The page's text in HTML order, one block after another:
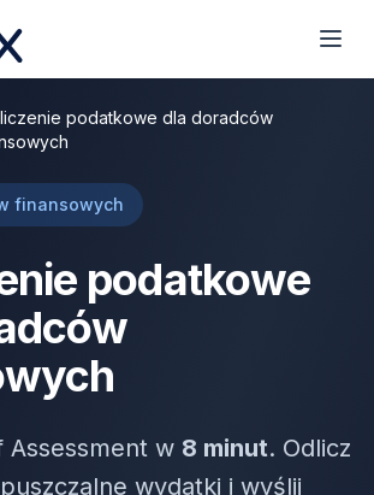
podatkowe dla doradców
finansowych
podatkowe
Assessment w 8 minut. Odlicz
wydatki i wyślij